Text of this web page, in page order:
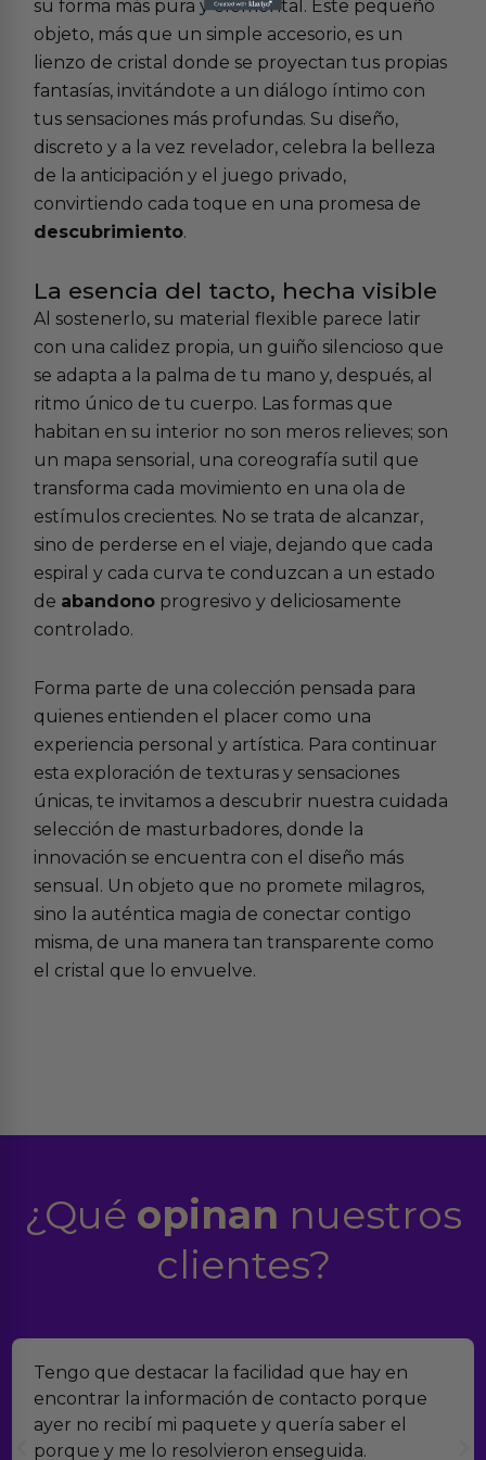
su forma más pura y elemental. Este pequeño
objeto, más que un simple accesorio, es un
lienzo de cristal donde se proyectan tus propias
fantasías, invitándote a un diálogo íntimo con
tus sensaciones más profundas. Su diseño,
discreto y a la vez revelador, celebra la belleza
de la anticipación y el juego privado,
convirtiendo cada toque en una promesa de
descubrimiento.
La esencia del tacto, hecha visible
Al sostenerlo, su material flexible parece latir
con una calidez propia, un guiño silencioso que
se adapta a la palma de tu mano y, después, al
ritmo único de tu cuerpo. Las formas que
habitan en su interior no son meros relieves; son
un mapa sensorial, una coreografía sutil que
transforma cada movimiento en una ola de
estímulos crecientes. No se trata de alcanzar,
sino de perderse en el viaje, dejando que cada
espiral y cada curva te conduzcan a un estado
de abandono progresivo y deliciosamente
controlado.
Forma parte de una colección pensada para
quienes entienden el placer como una
experiencia personal y artística. Para continuar
esta exploración de texturas y sensaciones
únicas, te invitamos a descubrir nuestra cuidada
selección de masturbadores, donde la
innovación se encuentra con el diseño más
sensual. Un objeto que no promete milagros,
sino la auténtica magia de conectar contigo
misma, de una manera tan transparente como
el cristal que lo envuelve.
¿Qué opinan nuestros
clientes?
Tengo que destacar la facilidad que hay en
encontrar la información de contacto porque
ayer no recibí mi paquete y quería saber el
porque y me lo resolvieron enseguida.